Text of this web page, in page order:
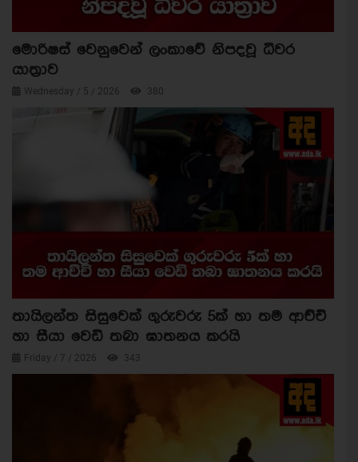
මොරිෂස් වෙනුවෙන් ලංකාවේ නිපදවූ ධීවර
යාත්‍රාව
Wednesday / 5 / 2026 380
තායිලන්ත සිසුවෙක් ගුරුවරු 5ක් හා තම ආච්චි
හා සීයා වෙඩි තබා ඝාතනය කරයි
Friday / 7 / 2026 343